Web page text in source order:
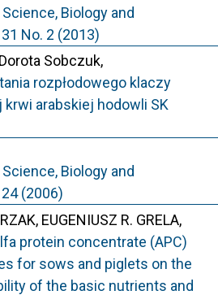
Biology and
No. 2 (2013)
Sobczuk,
rozpłodowego klaczy
arabskiej hodowli SK
Biology and
(2006)
EUGENIUSZ R. GRELA,
protein concentrate (APC)
for sows and piglets on the
of the basic nutrients and